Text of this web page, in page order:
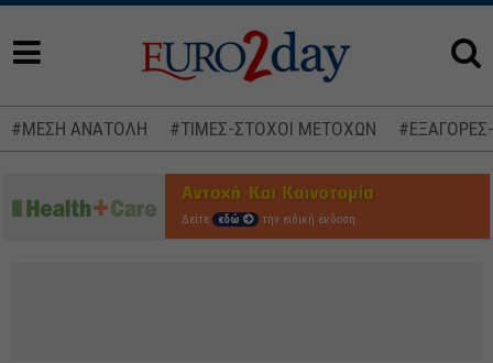
#ΜΕΣΗ ΑΝΑΤΟΛΗ #ΤΙΜΕΣ-ΣΤΟΧΟΙ ΜΕΤΟΧΩΝ
Δείτε εδώ την ειδική έκδοση